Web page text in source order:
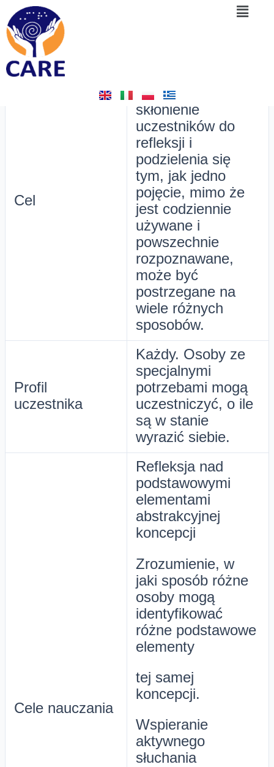
content
Menu
2. 5 słów
Byadmin May 24, 2025
Cel
ćwiczenia jest
skłonienie
uczestników do
refleksji i
podzielenia się
tym, jak jedno
pojęcie, mimo że
jest codziennie
używane i
powszechnie
rozpoznawane,
może być
postrzegane na
wiele różnych
sposobów.
Profil
uczestnika
Każdy. Osoby ze
specjalnymi
potrzebami mogą
uczestniczyć, o ile
są w stanie
wyrazić siebie.
Cele nauczania
Refleksja nad
podstawowymi
elementami
abstrakcyjnej
koncepcji
Zrozumienie, w
jaki sposób różne
osoby mogą
identyfikować
różne podstawowe
elementy
tej samej
koncepcji.
Wspieranie
aktywnego
słuchania
Post
navigation